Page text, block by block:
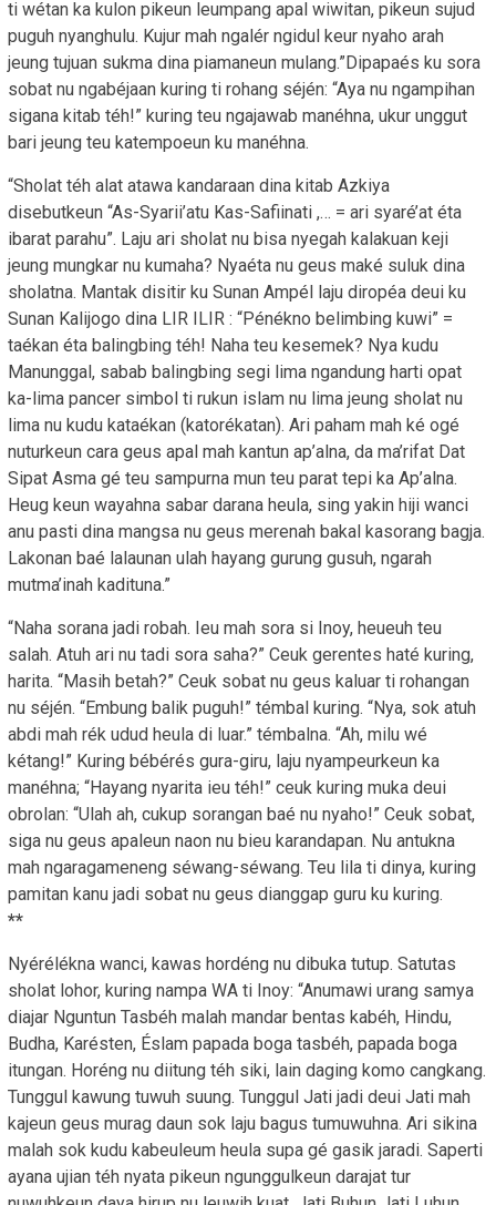
ti wétan ka kulon pikeun leumpang apal wiwitan, pikeun sujud
puguh nyanghulu. Kujur mah ngalér ngidul keur nyaho arah
jeung tujuan sukma dina piamaneun mulang.”Dipapaés ku sora
sobat nu ngabéjaan kuring ti rohang séjén: “Aya nu ngampihan
sigana kitab téh!” kuring teu ngajawab manéhna, ukur unggut
bari jeung teu katempoeun ku manéhna.
“Sholat téh alat atawa kandaraan dina kitab Azkiya
disebutkeun “As-Syarii’atu Kas-Safiinati ,… = ari syaré’at éta
ibarat parahu”. Laju ari sholat nu bisa nyegah kalakuan keji
jeung mungkar nu kumaha? Nyaéta nu geus maké suluk dina
sholatna. Mantak disitir ku Sunan Ampél laju diropéa deui ku
Sunan Kalijogo dina LIR ILIR : “Pénékno belimbing kuwi” =
taékan éta balingbing téh! Naha teu kesemek? Nya kudu
Manunggal, sabab balingbing segi lima ngandung harti opat
ka-lima pancer simbol ti rukun islam nu lima jeung sholat nu
lima nu kudu kataékan (katorékatan). Ari paham mah ké ogé
nuturkeun cara geus apal mah kantun ap’alna, da ma’rifat Dat
Sipat Asma gé teu sampurna mun teu parat tepi ka Ap’alna.
Heug keun wayahna sabar darana heula, sing yakin hiji wanci
anu pasti dina mangsa nu geus merenah bakal kasorang bagja.
Lakonan baé lalaunan ulah hayang gurung gusuh, ngarah
mutma’inah kadituna.”
“Naha sorana jadi robah. Ieu mah sora si Inoy, heueuh teu
salah. Atuh ari nu tadi sora saha?” Ceuk gerentes haté kuring,
harita. “Masih betah?” Ceuk sobat nu geus kaluar ti rohangan
nu séjén. “Embung balik puguh!” témbal kuring. “Nya, sok atuh
abdi mah rék udud heula di luar.” témbalna. “Ah, milu wé
kétang!” Kuring bébérés gura-giru, laju nyampeurkeun ka
manéhna; “Hayang nyarita ieu téh!” ceuk kuring muka deui
obrolan: “Ulah ah, cukup sorangan baé nu nyaho!” Ceuk sobat,
siga nu geus apaleun naon nu bieu karandapan. Nu antukna
mah ngaragameneng séwang-séwang. Teu lila ti dinya, kuring
pamitan kanu jadi sobat nu geus dianggap guru ku kuring.
**
Nyérélékna wanci, kawas hordéng nu dibuka tutup. Satutas
sholat lohor, kuring nampa WA ti Inoy: “Anumawi urang samya
diajar Nguntun Tasbéh malah mandar bentas kabéh, Hindu,
Budha, Karésten, Éslam papada boga tasbéh, papada boga
itungan. Horéng nu diitung téh siki, lain daging komo cangkang.
Tunggul kawung tuwuh suung. Tunggul Jati jadi deui Jati mah
kajeun geus murag daun sok laju bagus tumuwuhna. Ari sikina
malah sok kudu kabeuleum heula supa gé gasik jaradi. Saperti
ayana ujian téh nyata pikeun ngunggulkeun darajat tur